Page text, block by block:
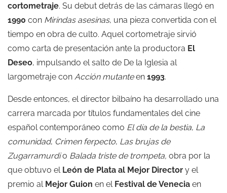
cortometraje. Su debut detrás de las cámaras llegó en
1990 con Mirindas asesinas, una pieza convertida con el
tiempo en obra de culto. Aquel cortometraje sirvió
como carta de presentación ante la productora El
Deseo, impulsando el salto de De la Iglesia al
largometraje con Acción mutanteen 1993.
Desde entonces, el director bilbaíno ha desarrollado una
carrera marcada por títulos fundamentales del cine
español contemporáneo como El día de la bestia, La
comunidad, Crimen ferpecto, Las brujas de
Zugarramurdio Balada triste de trompeta, obra por la
que obtuvo el León de Plata al Mejor Director y el
premio al Mejor Guion en el Festival de Venecia en